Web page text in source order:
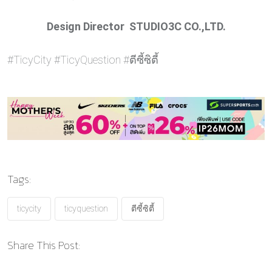
Design Director STUDIO3C CO.,LTD.
#TicyCity #TicyQuestion #ตีซี้ซิตี้
Tags:
ticycity ticyquestion ตีซี้ซิตี้
Share This Post: